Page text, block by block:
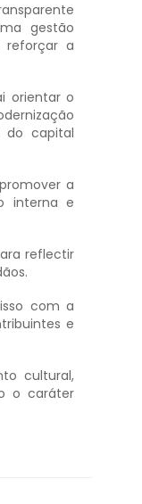
gestão
reforçar a
orientar o
do capital
a
interna e
reflectir
com a
e
cultural,
o caráter